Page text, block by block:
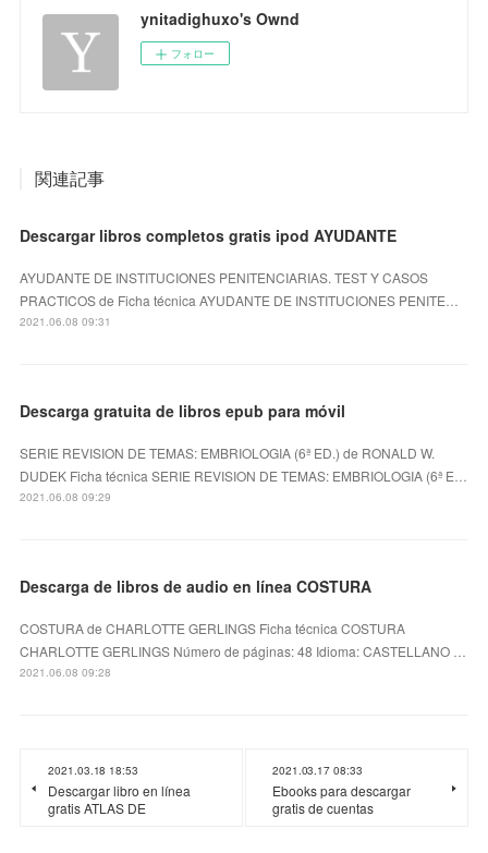
ynitadighuxo's Ownd
フォロー
関連記事
Descargar libros completos gratis ipod AYUDANTE
AYUDANTE DE INSTITUCIONES PENITENCIARIAS. TEST Y CASOS
PRACTICOS de Ficha técnica AYUDANTE DE INSTITUCIONES PENITE…
2021.06.08 09:31
Descarga gratuita de libros epub para móvil
SERIE REVISION DE TEMAS: EMBRIOLOGIA (6ª ED.) de RONALD W.
DUDEK Ficha técnica SERIE REVISION DE TEMAS: EMBRIOLOGIA (6ª E…
2021.06.08 09:29
Descarga de libros de audio en línea COSTURA
COSTURA de CHARLOTTE GERLINGS Ficha técnica COSTURA
CHARLOTTE GERLINGS Número de páginas: 48 Idioma: CASTELLANO …
2021.06.08 09:28
2021.03.18 18:53
Descargar libro en línea
gratis ATLAS DE
2021.03.17 08:33
Ebooks para descargar
gratis de cuentas